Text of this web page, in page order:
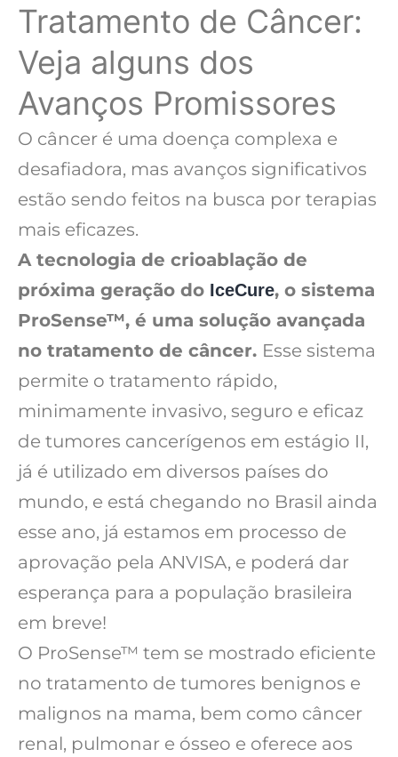
Tratamento de Câncer:
Veja alguns dos
Avanços Promissores
O câncer é uma doença complexa e
desafiadora, mas avanços significativos
estão sendo feitos na busca por terapias
mais eficazes.
A tecnologia de crioablação de
próxima geração do IceCure, o sistema
ProSense™, é uma solução avançada
no tratamento de câncer. Esse sistema
permite o tratamento rápido,
minimamente invasivo, seguro e eficaz
de tumores cancerígenos em estágio II,
já é utilizado em diversos países do
mundo, e está chegando no Brasil ainda
esse ano, já estamos em processo de
aprovação pela ANVISA, e poderá dar
esperança para a população brasileira
em breve!
O ProSense™ tem se mostrado eficiente
no tratamento de tumores benignos e
malignos na mama, bem como câncer
renal, pulmonar e ósseo e oferece aos